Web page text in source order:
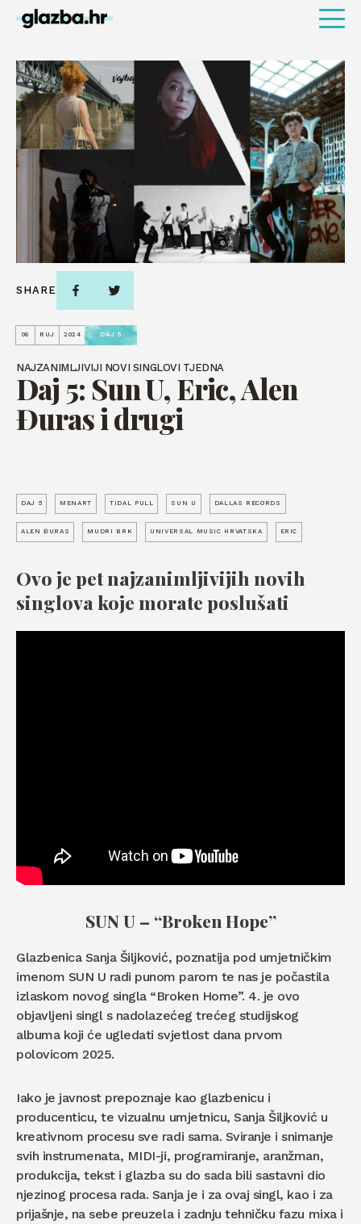
06 RUJ 2024 DAJ 5
NAJZANIMLJIVIJI NOVI SINGLOVI TJEDNA
Daj 5: Sun U, Eric, Alen
Đuras i drugi
SHARE
DAJ 5 MENART TIDAL PULL SUN U DALLAS RECORDS
ALEN ĐURAS MUDRI BRK UNIVERSAL MUSIC HRVATSKA ERIC
Ovo je pet najzanimljivijih novih
singlova koje morate poslušati
SUN U – “Broken Hope”
​​Glazbenica Sanja Šiljković, poznatija pod umjetničkim
imenom SUN U radi punom parom te nas je počastila
izlaskom novog singla “Broken Home”. 4. je ovo
objavljeni singl s nadolazećeg trećeg studijskog
albuma koji će ugledati svjetlost dana prvom
polovicom 2025.
Iako je javnost prepoznaje kao glazbenicu i
producenticu, te vizualnu umjetnicu, Sanja Šiljković u
kreativnom procesu sve radi sama. Sviranje i snimanje
svih instrumenata, MIDI-ji, programiranje, aranžman,
produkcija, tekst i glazba su do sada bili sastavni dio
njezinog procesa rada. Sanja je i za ovaj singl, kao i za
prijašnje, na sebe preuzela i zadnju tehničku fazu mixa i